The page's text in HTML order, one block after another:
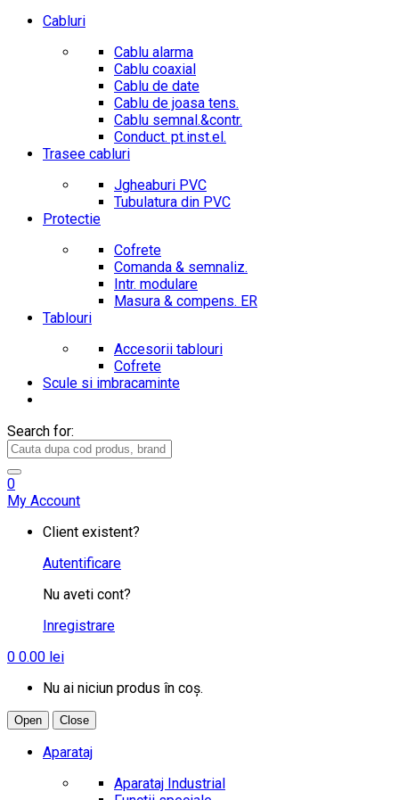
Cabluri
Cablu alarma
Cablu coaxial
Cablu de date
Cablu de joasa tens.
Cablu semnal.&contr.
Conduct. pt.inst.el.
Trasee cabluri
Jgheaburi PVC
Tubulatura din PVC
Protectie
Cofrete
Comanda & semnaliz.
Intr. modulare
Masura & compens. ER
Tablouri
Accesorii tablouri
Cofrete
Scule si imbracaminte
Search for:
0
My Account
Client existent?
Autentificare
Nu aveti cont?
Inregistrare
0 0.00 lei
Nu ai niciun produs în coș.
Open Close
Aparataj
Aparataj Industrial